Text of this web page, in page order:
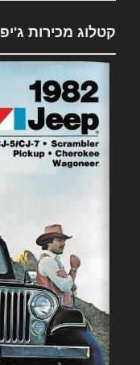
קטלוג מכירות ג'יפ 1982